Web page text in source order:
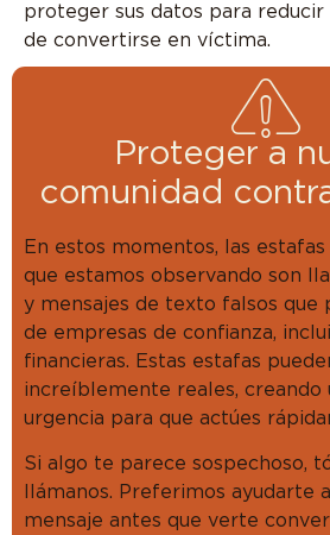
proteger sus datos para reducir
de convertirse en víctima.
Proteger a
comunidad
En estos momentos, las
que estamos observando son
y mensajes de texto falsos que
de empresas de confianza,
financieras. Estas estafas
increíblemente reales, creando
urgencia para que actúes
Si algo te parece sospechoso,
llámanos. Preferimos ayudarte
mensaje antes que verte